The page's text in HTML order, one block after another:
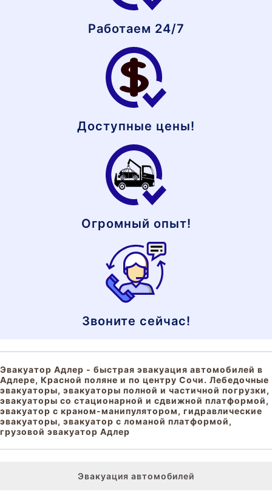
Работаем 24/7
Доступные цены!
Огромный опыт!
Звоните сейчас!
Эвакуатор Адлер - быстрая эвакуация автомобилей в
Адлере, Красной поляне и по центру Сочи. Лебедочные
эвакуаторы, эвакуаторы полной и частичной погрузки,
эвакуаторы со стационарной и сдвижной платформой,
эвакуатор с краном-манипулятором, гидравлические
эвакуаторы, эвакуатор с ломаной платформой,
грузовой эвакуатор Адлер
Эвакуация автомобилей